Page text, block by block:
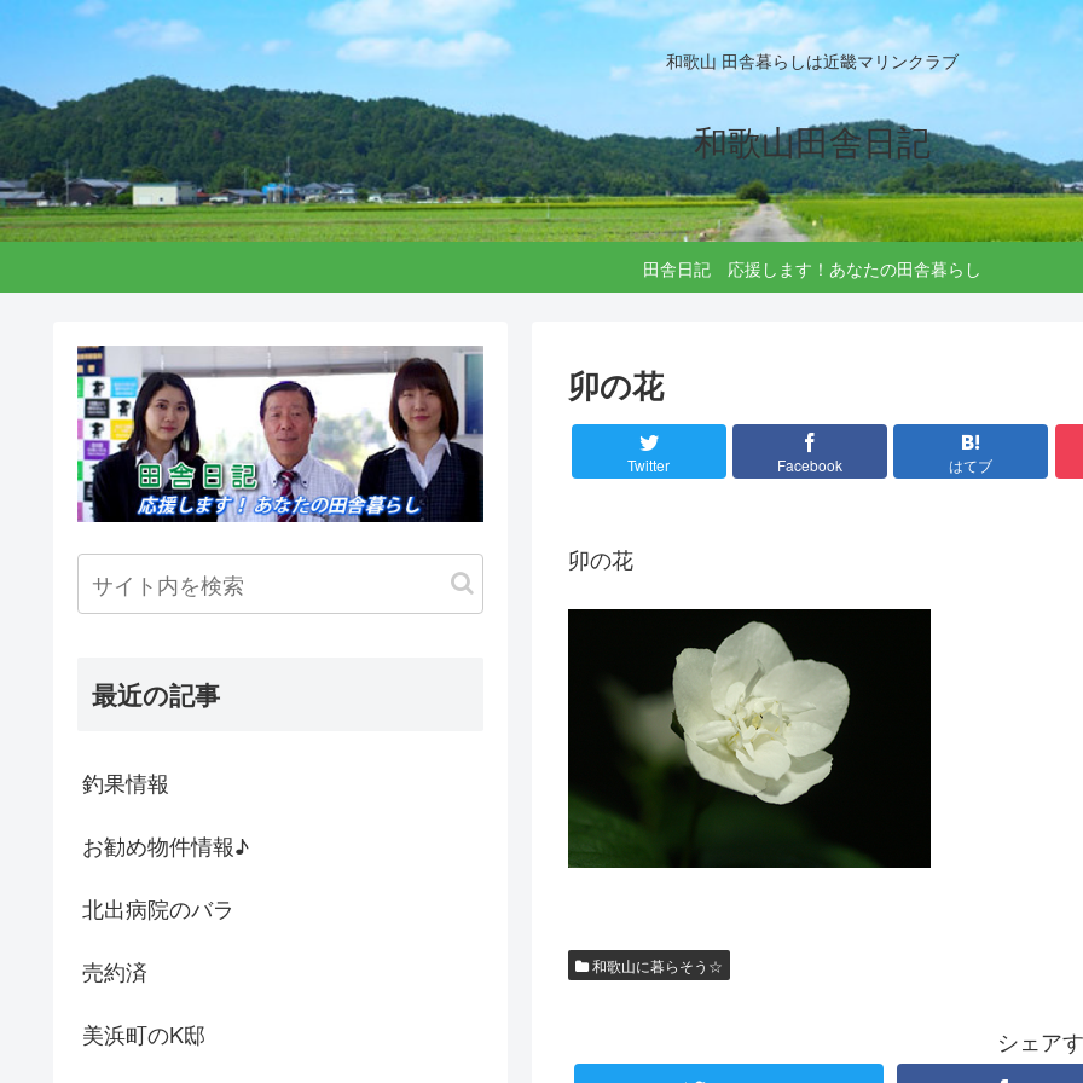
和歌山 田舎暮らしは近畿マリンクラブ
和歌山田舎日記
田舎日記 応援します！あなたの田舎暮らし
卯の花
Twitter Facebook はてブ
卯の花
和歌山に暮らそう☆
シェア
最近の記事
釣果情報
お勧め物件情報♪
北出病院のバラ
売約済
美浜町のK邸